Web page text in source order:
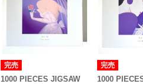
完売
1000 PIECES JIGSAW
完売
1000